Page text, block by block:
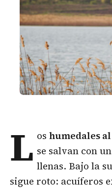
L oshumedales
se salvan con
llenas. Bajo la
sigue roto: acuíferos